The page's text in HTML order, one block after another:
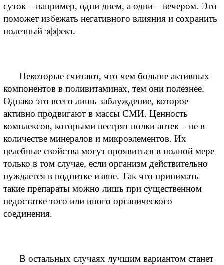
суток – например, одни днем, а одни – вечером. Это
поможет избежать негативного влияния и сохранить
полезный эффект.
Некоторые считают, что чем больше активных
компонентов в поливитаминах, тем они полезнее.
Однако это всего лишь заблуждение, которое
активно продвигают в массы СМИ. Ценность
комплексов, которыми пестрят полки аптек – не в
количестве минералов и микроэлементов. Их
целебные свойства могут проявиться в полной мере
только в том случае, если организм действительно
нуждается в подпитке извне. Так что принимать
такие препараты можно лишь при существенном
недостатке того или иного органического
соединения.
В остальных случаях лучшим вариантом станет